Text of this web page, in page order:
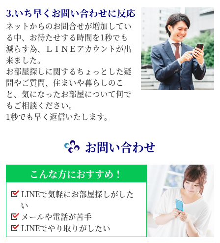
3.いち早くお問い合わせに反応
ネットからのお問合せが増加してい
る中、お待たせする時間を1秒でも
減らす為、ＬＩＮＥアカウントが出
来ました。
お部屋探しに関するちょっとした疑
問やご質問、住まいや暮らしのこ
と、気になったお部屋について何で
もご相談ください。
1秒でも早く返信いたします。
お問い合わせ
こんな方におすすめ！
LINEで気軽にお部屋探しがした
い
メールや電話が苦手
LINEでやり取りがしたい